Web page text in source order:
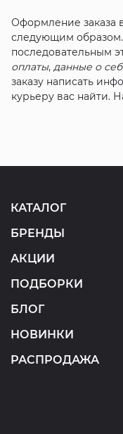
Оформление заказа
следующим
последовательным
оплаты, данные о
заказу написать
курьеру вас найти.
КАТАЛОГ
БРЕНДЫ
АКЦИИ
ПОДБОРКИ
БЛОГ
НОВИНКИ
РАСПРОДАЖА